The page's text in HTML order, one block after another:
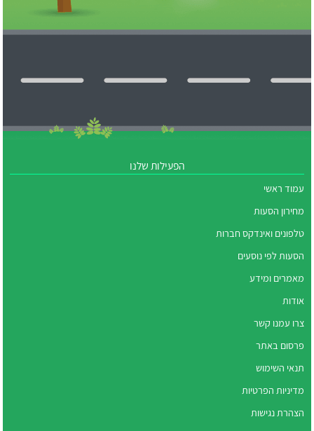
הפעילות שלנו
עמוד ראשי
מחירון הסעות
טלפונים ואינדקס חברות
הסעות לפי נוסעים
מאמרים ומידע
אודות
צרו עמנו קשר
פרסום באתר
תנאי השימוש
מדיניות הפרטיות
הצהרת נגישות